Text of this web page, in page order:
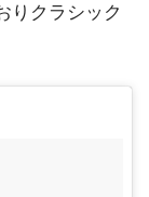
りクラシック